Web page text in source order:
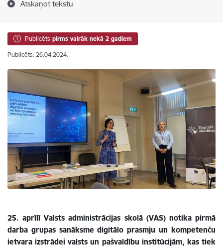
Atskaņot tekstu
Publicēts pirms vairāk nekā 2 gadiem
Publicēts: 26.04.2024.
25. aprīlī Valsts administrācijas skolā (VAS) notika pirmā
darba grupas sanāksme digitālo prasmju un kompetenču
ietvara izstrādei valsts un pašvaldību institūcijām, kas tiek